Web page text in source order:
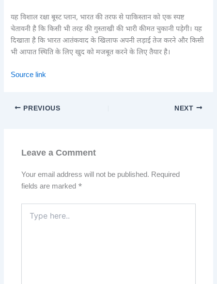
यह विशाल रक्षा बूस्ट प्लान, भारत की तरफ से पाकिस्तान को एक स्पष्ट
चेतावनी है कि किसी भी तरह की गुस्ताखी की भारी कीमत चुकानी पड़ेगी। यह
दिखाता है कि भारत आतंकवाद के खिलाफ अपनी लड़ाई तेज करने और किसी
भी आपात स्थिति के लिए खुद को मजबूत करने के लिए तैयार है।
Source link
PREVIOUS NEXT
Leave a Comment
Your email address will not be published. Required
fields are marked *
here..